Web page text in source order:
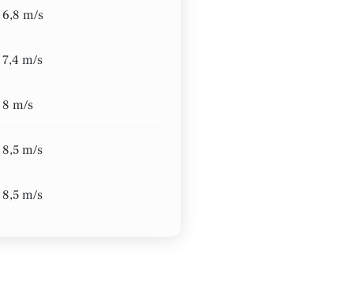
6,8 m/s
7,4 m/s
8 m/s
8,5 m/s
8,5 m/s